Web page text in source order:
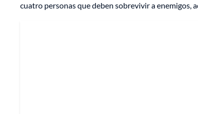
cuatro personas que deben sobrevivir a enemigos,